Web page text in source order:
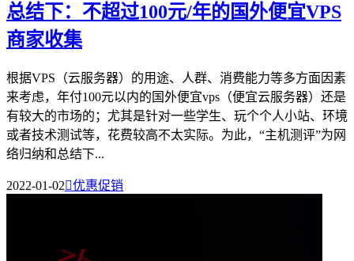
总结下：不超过100元/年的国外便宜VPS
商家收集
根据VPS（云服务器）的用途、人群、消费能力等多方面因素
来考虑，年付100元以内的国外便宜vps（便宜云服务器）还是
有较大的市场的；尤其是针对一些学生、玩个个人小站、环境
或者技术测试等，花费较高不太实际。为此，“主机测评”为网
络归纳和总结下...
2022-01-02优惠促销